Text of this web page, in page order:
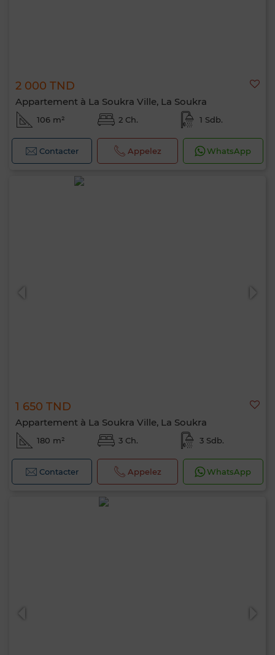
2 000 TND
Appartement à La Soukra Ville, La Soukra
106 m² 2 Ch. 1 Sdb.
Contacter Appelez WhatsApp
1 650 TND
Appartement à La Soukra Ville, La Soukra
180 m² 3 Ch. 3 Sdb.
Contacter Appelez WhatsApp